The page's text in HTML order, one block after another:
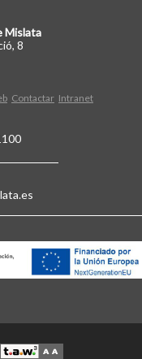
Mislata
8
Contactar Intranet